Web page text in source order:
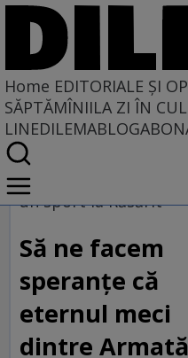
Home EDITORIALE ȘI
SĂPTĂMÎNIILA ZI ÎN
LINEDILEMABLOG
Home
EDITORIALE ȘI OPINII
TÎLC SHOW
un sport la Răsărit
Să ne facem
speranţe că
eternul meci
dintre